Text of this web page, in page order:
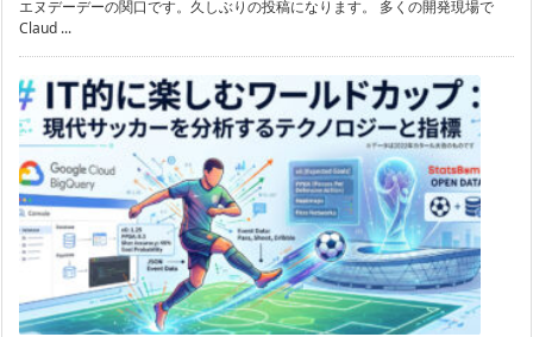
エヌデーデーの関口です。久しぶりの投稿になります。 多くの開発現場で
Claud ...